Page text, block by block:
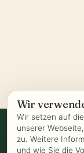
Wir
Wir setzen auf
unserer
zu. Weitere
und wie Sie die